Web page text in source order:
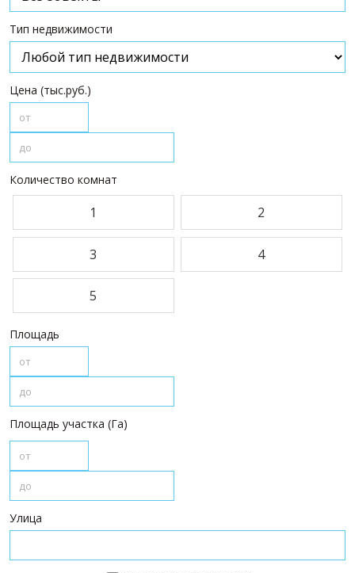
ПАРТНЕРЫ
О НАС
Отзывы о нас на Флампе
Тип недвижимости
Цена (тыс.руб.)
Количество комнат
1 2
3 4
5
Площадь
Площадь участка (Га)
Улица